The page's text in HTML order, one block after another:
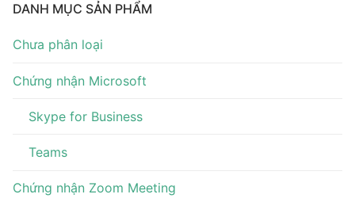
DANH MỤC SẢN PHẨM
Chưa phân loại
Chứng nhận Microsoft
Skype for Business
Teams
Chứng nhận Zoom Meeting